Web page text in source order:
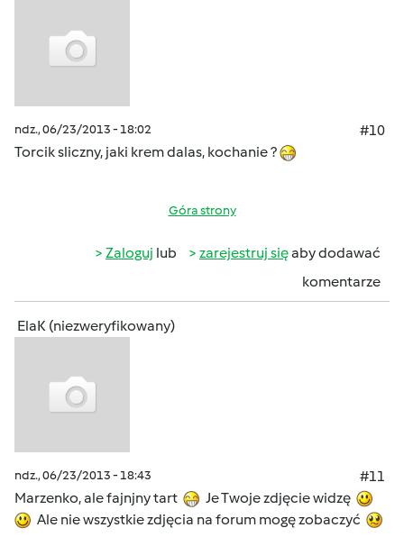
ndz., 06/23/2013 - 18:02
#10
Torcik sliczny, jaki krem dalas, kochanie ?
Góra strony
Zaloguj lub zarejestruj sięaby dodawać
komentarze
ElaK (niezweryfikowany)
ndz., 06/23/2013 - 18:43
#11
Marzenko, ale fajnjny tart
Je Twoje zdjęcie widzę
Ale nie wszystkie zdjęcia na forum mogę zobaczyć